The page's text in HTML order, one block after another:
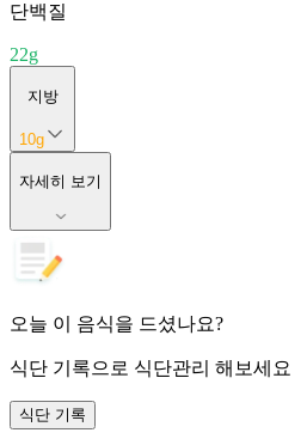
단백질
22g
지방
10g
자세히 보기
오늘 이 음식을 드셨나요?
식단 기록으로 식단관리 해보세요
식단 기록